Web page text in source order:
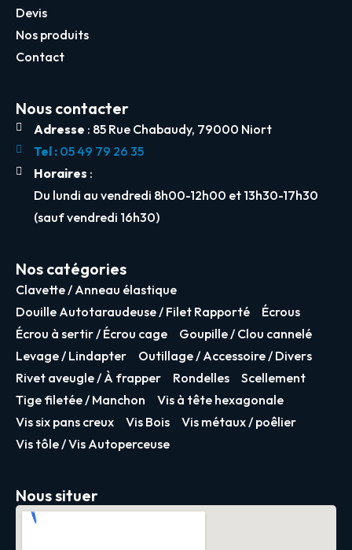
Devis
Nos produits
Contact
Nous contacter
Adresse : 85 Rue Chabaudy, 79000 Niort
Tel :05 49 79 26 35
Horaires :
Du lundi au vendredi 8h00-12h00 et 13h30-17h30
(sauf vendredi 16h30)
Nos catégories
Clavette / Anneau élastique
Douille Autotaraudeuse / Filet Rapporté
Écrous
Écrou à sertir / Écrou cage
Goupille / Clou cannelé
Levage / Lindapter
Outillage / Accessoire / Divers
Rivet aveugle / À frapper
Rondelles
Scellement
Tige filetée / Manchon
Vis à tête hexagonale
Vis six pans creux
Vis Bois
Vis métaux / poêlier
Vis tôle / Vis Autoperceuse
Nous situer